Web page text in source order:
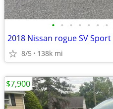
• • • • • • •
8/5 138k mi
$7,900